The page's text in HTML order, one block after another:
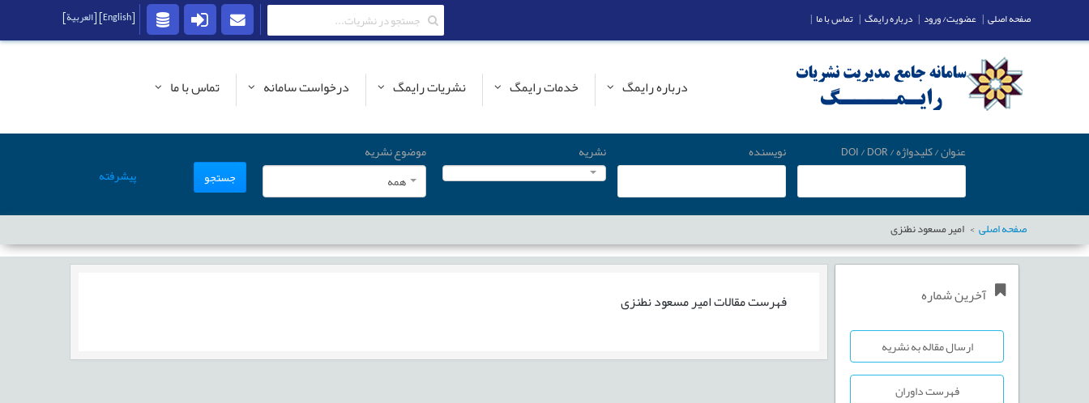
درباره رایمگ خدمات رایمگ نشریات رایمگ درخواست سامانه تماس با ما
عنوان / کلیدواژه / DOI / DOR نویسنده نشریه
موضوع نشریه
همه
جستجو پیشرفته
صفحه اصلی امیر مسعود نطنزی
آخرین شماره
ارسال مقاله به نشریه
فهرست داوران
فهرست مقالاتامیر مسعود نطنزی
صفحه اصلی | عضویت/ ورود | درباره رایمگ | تماس با ما |
[English] [العربية]